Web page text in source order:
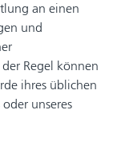
an einen
und
Regel können
ihres üblichen
unseres